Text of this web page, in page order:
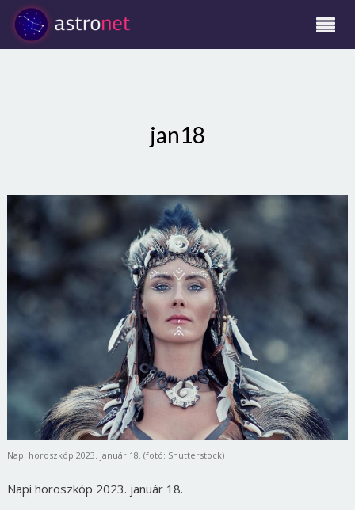
jan18
Napi horoszkóp 2023. január 18. (fotó: Shutterstock)
Napi horoszkóp 2023. január 18.